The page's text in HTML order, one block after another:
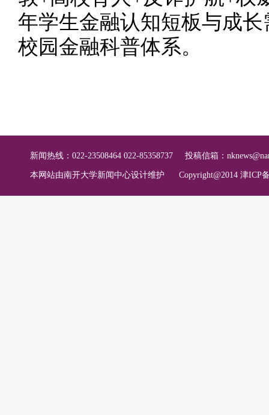
年学生金融认知短板与成
校园金融科普体系。
新闻热线：022-23508464 022-85358737 投稿信箱：
本网站由南开大学新闻中心设计维护 Copyright@2014 津ICP